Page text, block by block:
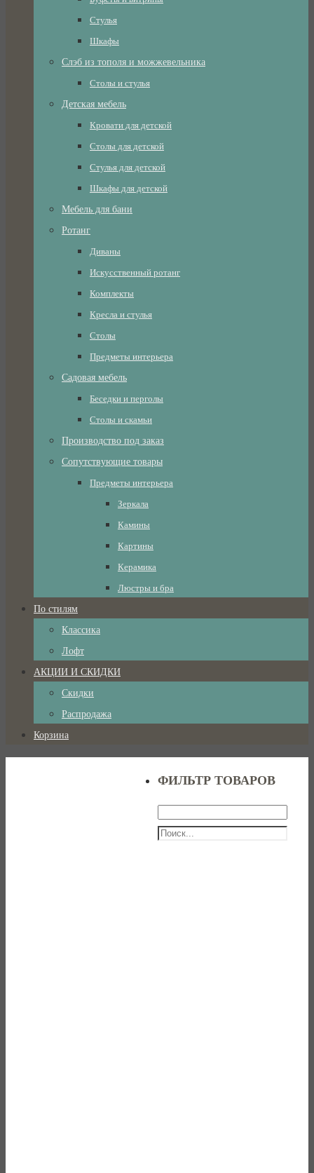
Стулья
Шкафы
Слэб из тополя и можжевельника
Столы и стулья
Детская мебель
Кровати для детской
Столы для детской
Стулья для детской
Шкафы для детской
Мебель для бани
Ротанг
Диваны
Искусственный ротанг
Комплекты
Кресла и стулья
Столы
Предметы интерьера
Садовая мебель
Беседки и перголы
Столы и скамьи
Производство под заказ
Сопутствующие товары
Предметы интерьера
Зеркала
Камины
Картины
Керамика
Люстры и бра
По стилям
Классика
Лофт
АКЦИИ И СКИДКИ
Скидки
Распродажа
Корзина
ФИЛЬТР ТОВАРОВ